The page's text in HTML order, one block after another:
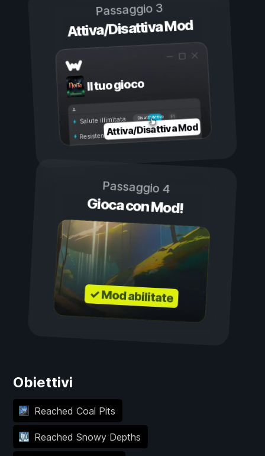
Passaggio 3
Attiva/Disattiva Mod
Il tuo gioco
Attivo
Disattivo
Salute illimitata
Resistenza illimitata
Attiva/Disattiva Mod
Passaggio 4
Gioca con Mod!
✓ Mod abilitate
Obiettivi
Reached Coal Pits
Reached Snowy Depths